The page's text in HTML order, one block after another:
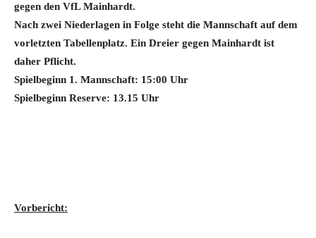
gegen den VfL Mainhardt.
Nach zwei Niederlagen in Folge steht die Mannschaft auf dem
vorletzten Tabellenplatz. Ein Dreier gegen Mainhardt ist
daher Pflicht.
Spielbeginn 1. Mannschaft: 15:00 Uhr
Spielbeginn Reserve: 13.15 Uhr
Vorbericht: